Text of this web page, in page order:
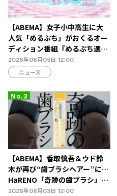
【ABEMA】女子小中高生に大
人気「めるぷち」がおくるオー
ディション番組『めるぷち選抜
決定戦2026』の生配信が決定
2026年08月05日 12:00
ニュース
【ABEMA】香取慎吾＆ウド鈴
木が再び“歯ブラシヘアー”に…
HaRENO「奇跡の歯ブラシ」新
TVCMの放映開始
2026年08月03日 12:00